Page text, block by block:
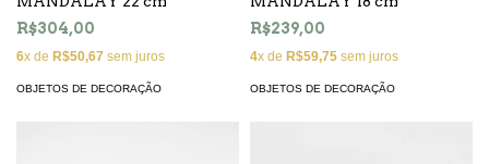
R$304,00
6x de R$50,67 sem juros
OBJETOS DE DECORAÇÃO
R$239,00
4x de R$59,75 sem juros
OBJETOS DE DECORAÇÃO